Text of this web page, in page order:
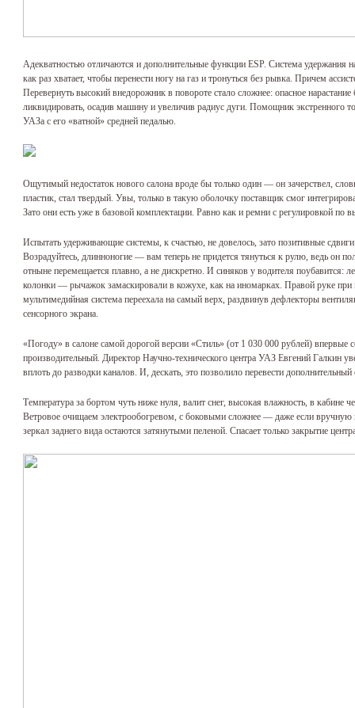
Адекватностью отличаются и дополнительные функции ESP. Система удержания
как раз хватает, чтобы перенести ногу на газ и тронуться без рывка. Причем
Перевернуть высокий внедорожник в повороте стало сложнее: опасное нарастание
ликвидировать, осадив машину и увеличив радиус дуги. Помощник
УАЗа с его «ватной» средней педалью.
Ощутимый недостаток нового салона вроде бы только один — он зачерствел,
пластик, стал твердый. Увы, только в такую оболочку поставщик смог
Зато они есть уже в базовой комплектации. Равно как и ремни с регулировкой по
Испытать удерживающие системы, к счастью, не довелось, зато позитивные
Возрадуйтесь, длинноногие — вам теперь не придется тянуться к рулю, ведь он
отныне перемещается плавно, а не дискретно. И синяков у водителя поубавится:
колонки — рычажок замаскировали в кожухе, как на иномарках. Правой руке
мультимедийная система переехала на самый верх, раздвинув дефлекторы
сенсорного экрана.
«Погоду» в салоне самой дорогой версии «Стиль» (от 1 030 000 рублей) впервые
производительный. Директор Научно-технического центра УАЗ Евгений Галкин
вплоть до разводки каналов. И, дескать, это позволило перевести
Температура за бортом чуть ниже нуля, валит снег, высокая влажность, в кабине
Ветровое очищаем электрообогревом, с боковыми сложнее — даже если вручную
зеркал заднего вида остаются затянутыми пеленой. Спасает только закрытие